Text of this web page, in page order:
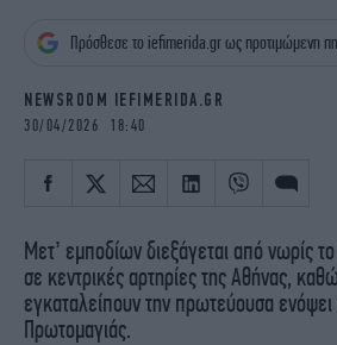
OSCARS
THE
Πρόσθεσε το iefimerida.gr ως προτιμώμενη
NEWSROOM IEFIMERIDA.GR
30/04/2026 18:40
Μετ’ εμποδίων διεξάγεται από νωρίς
σε κεντρικές αρτηρίες της Αθήνας,
εγκαταλείπουν την πρωτεύουσα ενόψει
Πρωτομαγιάς.